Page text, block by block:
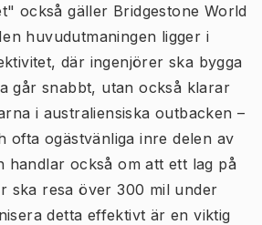
också gäller Bridgestone World
huvudutmaningen ligger i
där ingenjörer ska bygga
går snabbt, utan också klarar
i australiensiska outbacken –
ofta ogästvänliga inre delen av
handlar också om att ett lag på
ska resa över 300 mil under
detta effektivt är en viktig